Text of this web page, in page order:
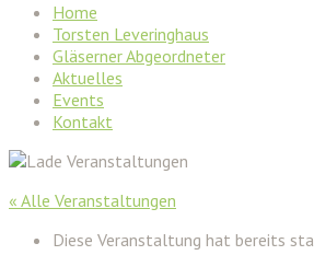
Home
Torsten Leveringhaus
Gläserner Abgeordneter
Aktuelles
Events
Kontakt
« Alle Veranstaltungen
Diese Veranstaltung hat bereits